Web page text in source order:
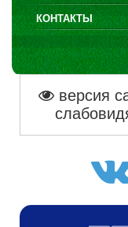
КОНТАКТЫ
версия